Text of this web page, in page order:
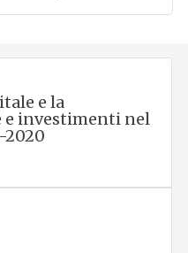
e la
investimenti nel
2020